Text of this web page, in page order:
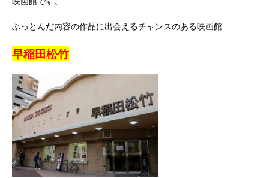
ぶっとんだ内容の作品に出会えるチャンスのある映画館
早稲田松竹